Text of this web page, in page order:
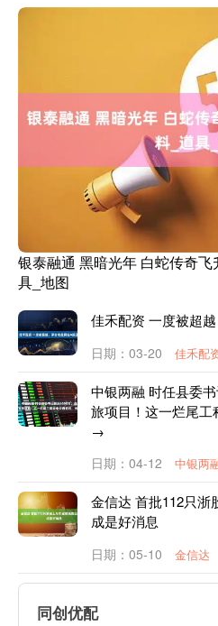
银泰融通 黑暗光年 白蛇传奇
具_地图
佳禾配资 一度被超
日期：03-20 佳禾配
中银两融 时任县委
旅项目！这一烂尾
→
日期：04-12 中银两
金信达 首批112只浙
成是好消息
日期：05-10 金信达
同创优配